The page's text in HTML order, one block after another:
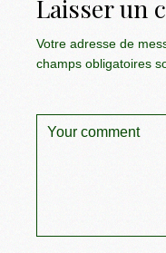
Laisser un
Votre adresse de
champs obligatoires